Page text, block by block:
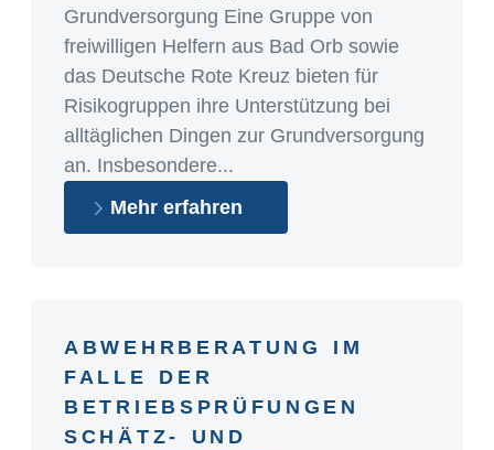
Grundversorgung Eine Gruppe von
freiwilligen Helfern aus Bad Orb sowie
das Deutsche Rote Kreuz bieten für
Risikogruppen ihre Unterstützung bei
alltäglichen Dingen zur Grundversorgung
an. Insbesondere...
Mehr erfahren
ABWEHRBERATUNG IM
FALLE DER
BETRIEBSPRÜFUNGEN
SCHÄTZ- UND